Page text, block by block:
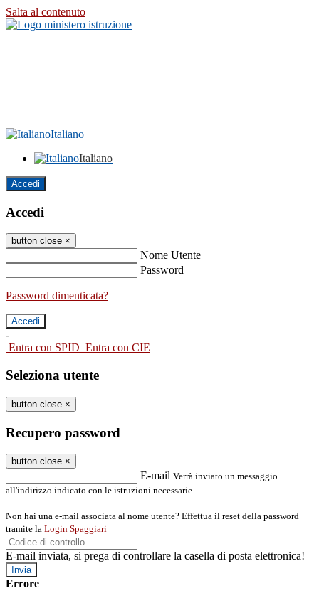
Salta al contenuto
Italiano
Italiano
Accedi
Accedi
button close ×
Nome Utente
Password
Password dimenticata?
-
Entra con SPID Entra con CIE
Seleziona utente
button close ×
Recupero password
button close ×
E-mail Verrà inviato un messaggio
all'indirizzo indicato con le istruzioni necessarie.
Non hai una e-mail associata al nome utente? Effettua il reset della password
tramite la Login Spaggiari
E-mail inviata, si prega di controllare la casella di posta elettronica!
Errore